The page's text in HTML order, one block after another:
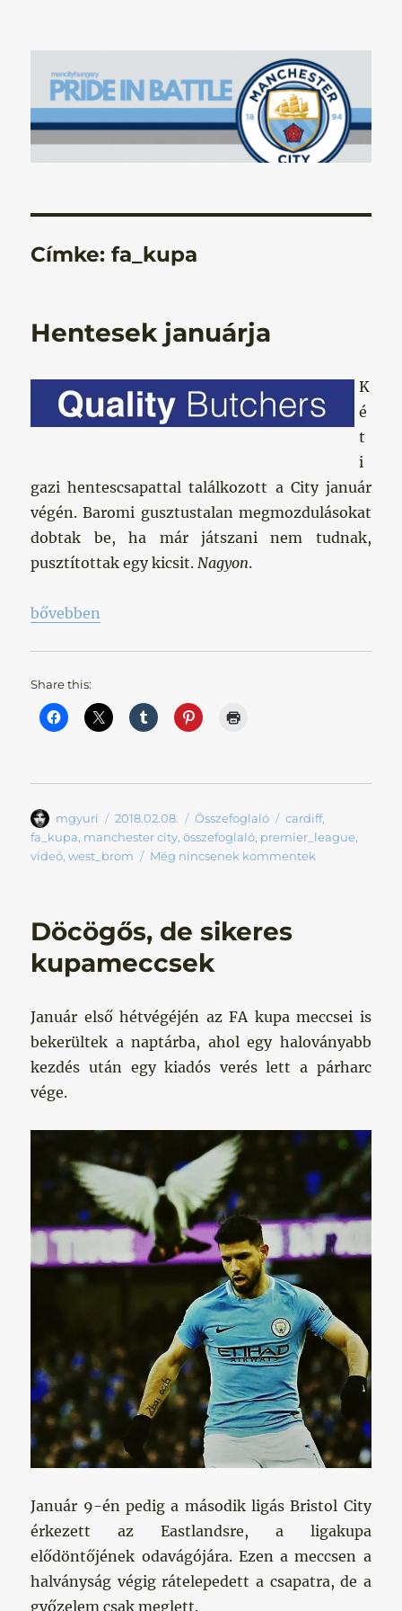
Manchester City Blog – Pride In
Battle
Címke:fa_kupa
Hentesek januárja
K
é
t
i
gazi hentescsapattal találkozott a City január
végén. Baromi gusztustalan megmozdulásokat
dobtak be, ha már játszani nem tudnak,
pusztítottak egy kicsit. Nagyon.
„Hentesek januárja”
bővebben
Share this:
Szerző
mgyuri Közzétéve
2018.02.08. Kategória
Összefoglaló Címke
cardiff,
fa_kupa, manchester city,összefoglaló, premier_league,
videó,west_brom Még nincsenek kommentek
Döcögős, de sikeres
kupameccsek
Január első hétvégéjén az FA kupa meccsei is
bekerültek a naptárba, ahol egy haloványabb
kezdés után egy kiadós verés lett a párharc
vége.
Január 9-én pedig a második ligás Bristol City
érkezett az Eastlandsre, a ligakupa
elődöntőjének odavágójára. Ezen a meccsen a
halványság végig rátelepedett a csapatra, de a
győzelem csak meglett.